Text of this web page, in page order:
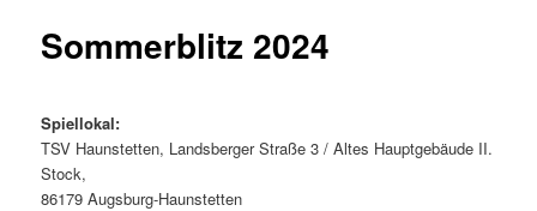
Sommerblitz 2024
Spiellokal:
TSV Haunstetten, Landsberger Straße 3 / Altes Hauptgebäude II.
Stock,
86179 Augsburg-Haunstetten